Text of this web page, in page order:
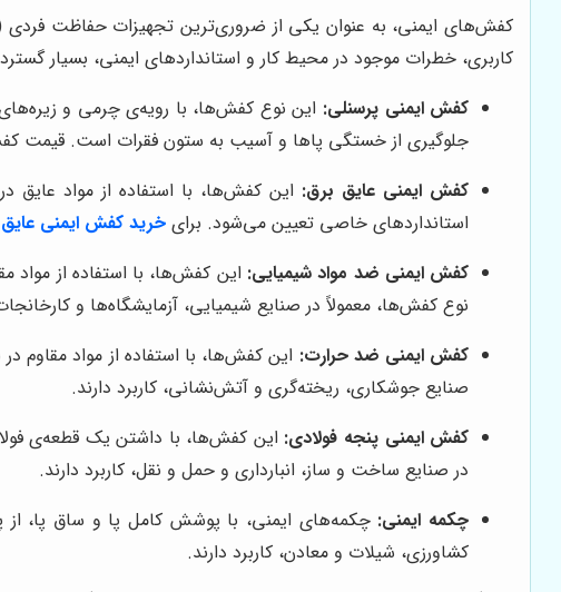
کاربری، خطرات موجود در محیط کار و استانداردهای ایمنی، بسیار
کفش ایمنی پرسنلی: این نوع کفش‌ها، با رویه‌ی چرمی و
جلوگیری از خستگی پاها و آسیب به ستون فقرات است. قیمت
کفش ایمنی عایق برق: این کفش‌ها، با استفاده از مواد
استانداردهای خاصی تعیین می‌شود. برای خرید کفش ایمنی
کفش ایمنی ضد مواد شیمیایی: این کفش‌ها، با استفاده از مواد
نوع کفش‌ها، معمولاً در صنایع شیمیایی، آزمایشگاه‌ها و کارخانجات
کفش ایمنی ضد حرارت: این کفش‌ها، با استفاده از مواد مقاوم
صنایع جوشکاری، ریخته‌گری و آتش‌نشانی، کاربرد دارند.
کفش ایمنی پنجه فولادی: این کفش‌ها، با داشتن یک قطعه‌ی
در صنایع ساخت و ساز، انبارداری و حمل و نقل، کاربرد دارند.
چکمه ایمنی: چکمه‌های ایمنی، با پوشش کامل پا و ساق پا،
کشاورزی، شیلات و معادن، کاربرد دارند.